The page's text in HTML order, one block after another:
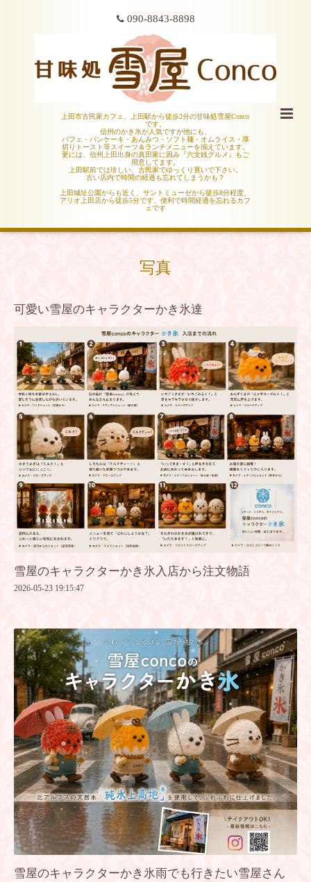
090-8843-8898
上田市古民家カフェ、上田駅から徒歩2分の甘味処雪屋Conco
です。
信州のかき氷が人気ですが他にも、
パフェ・パンケーキ・あんみつ・ソフト麺・オムライス・厚
切りトースト等スイーツ＆ランチメニューを揃えています。
更には、信州上田出身の真田家に因み『六文銭グルメ』もご
用意してます。
上田駅前では珍しい、古民家でゆっくり寛いで下さい。
古い店内で時間の経過も忘れてしまうかも？
上田城址公園からも近く、サントミューゼから徒歩8分程度、
アリオ上田店から徒歩5分です、便利で時間経過を忘れるカフ
ェです
写真
可愛い雪屋のキャラクターかき氷達
雪屋のキャラクターかき氷入店から注文物語
2026-05-23 19:15:47
雪屋のキャラクターかき氷雨でも行きたい雪屋さん